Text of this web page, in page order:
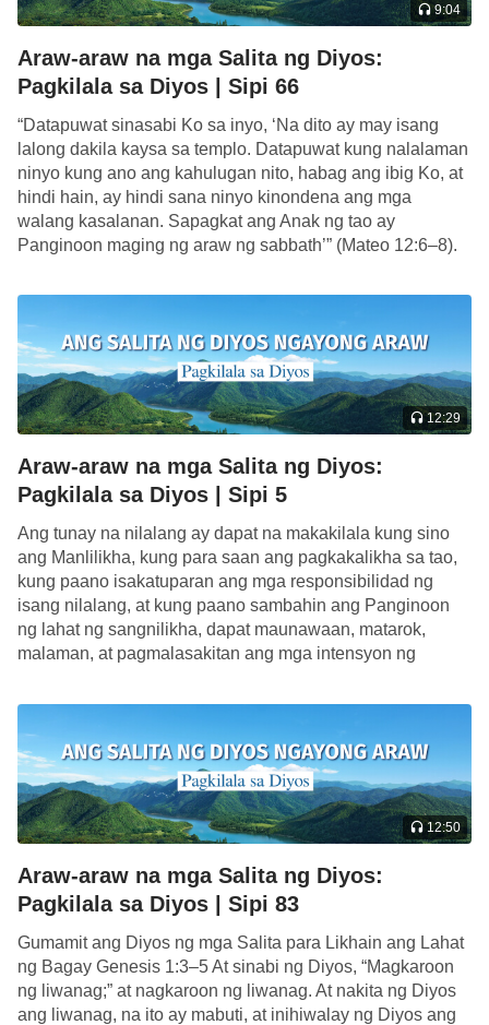
9:04
Araw-araw na mga Salita ng Diyos:
Pagkilala sa Diyos | Sipi 66
“Datapuwat sinasabi Ko sa inyo, ‘Na dito ay may isang
lalong dakila kaysa sa templo. Datapuwat kung nalalaman
ninyo kung ano ang kahulugan nito, habag ang ibig Ko, at
hindi hain, ay hindi sana ninyo kinondena ang mga
walang kasalanan. Sapagkat ang Anak ng tao ay
Panginoon maging ng araw ng sabbath’” (Mateo 12:6–8).
12:29
Araw-araw na mga Salita ng Diyos:
Pagkilala sa Diyos | Sipi 5
Ang tunay na nilalang ay dapat na makakilala kung sino
ang Manlilikha, kung para saan ang pagkakalikha sa tao,
kung paano isakatuparan ang mga responsibilidad ng
isang nilalang, at kung paano sambahin ang Panginoon
ng lahat ng sangnilikha, dapat maunawaan, matarok,
malaman, at pagmalasakitan ang mga intensyon ng
12:50
Araw-araw na mga Salita ng Diyos:
Pagkilala sa Diyos | Sipi 83
Gumamit ang Diyos ng mga Salita para Likhain ang Lahat
ng Bagay Genesis 1:3–5 At sinabi ng Diyos, “Magkaroon
ng liwanag;” at nagkaroon ng liwanag. At nakita ng Diyos
ang liwanag, na ito ay mabuti, at inihiwalay ng Diyos ang